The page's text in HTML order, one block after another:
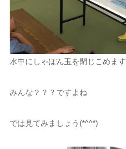
水中にしゃぼん玉を閉じこめます
みんな？？？ですよね
では見てみましょう(*^^*)